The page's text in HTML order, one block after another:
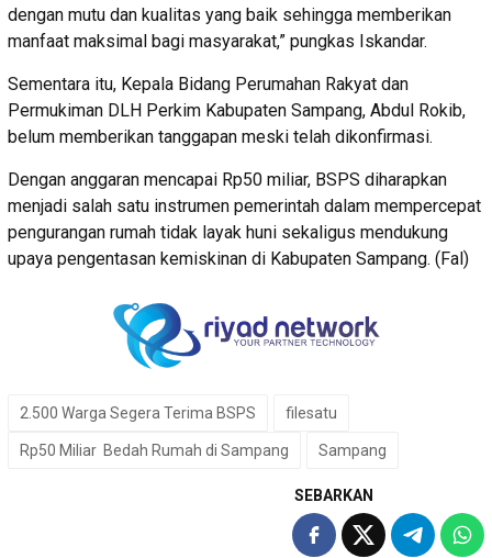
dengan mutu dan kualitas yang baik sehingga memberikan
manfaat maksimal bagi masyarakat,” pungkas Iskandar.
Sementara itu, Kepala Bidang Perumahan Rakyat dan
Permukiman DLH Perkim Kabupaten Sampang, Abdul Rokib,
belum memberikan tanggapan meski telah dikonfirmasi.
Dengan anggaran mencapai Rp50 miliar, BSPS diharapkan
menjadi salah satu instrumen pemerintah dalam mempercepat
pengurangan rumah tidak layak huni sekaligus mendukung
upaya pengentasan kemiskinan di Kabupaten Sampang. (Fal)
2.500 Warga Segera Terima BSPS filesatu
Rp50 Miliar Bedah Rumah di Sampang Sampang
SEBARKAN